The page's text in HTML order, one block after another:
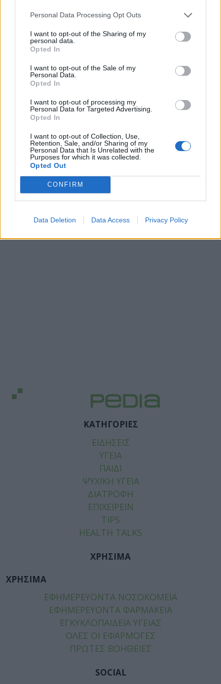
Personal Data Processing Opt Outs
I want to opt-out of the Sharing of my
personal data.
Opted In
I want to opt-out of the Sale of my
Personal Data.
Opted In
I want to opt-out of processing my
Personal Data for Targeted Advertising.
Opted In
I want to opt-out of Collection, Use,
Retention, Sale, and/or Sharing of my
Personal Data that Is Unrelated with the
Purposes for which it was collected.
Opted Out
CONFIRM
Data Deletion Data Access Privacy Policy
ΚΑΤΗΓΟΡΙΕΣ
ΕΙΔΗΣΕΙΣ
ΥΓΕΙΑ
ΠΑΙΔΙ
ΨΥΧΙΚΗ ΥΓΕΙΑ
ΔΙΑΤΡΟΦΗ
ΕΠΙΧΕΙΡΕΙΝ
TIPS
HEALTH TALKS
ΧΡΗΣΙΜΑ
ΧΡΗΣΙΜΑ
ΕΦΗΜΕΡΕΥΟΝΤΑ ΝΟΣΟΚΟΜΕΙΑ
ΕΦΗΜΕΡΕΥΟΝΤΑ ΦΑΡΜΑΚΕΙΑ
ΕΓΚΥΚΛΟΠΑΙΔΕΙΑ ΥΓΕΙΑΣ
ΟΛΕΣ ΟΙ ΕΦΑΡΜΟΓΕΣ
ΠΡΩΤΕΣ ΒΟΗΘΕΙΕΣ
SOCIAL